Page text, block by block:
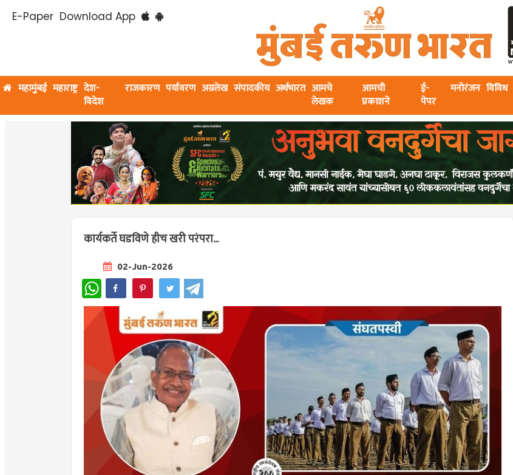
E-Paper Download App
महामुंबई महाराष्ट्र देश-
विदेश
राजकारण पर्यावरण अग्रलेख संपादकीय अर्थभारत आमचे
लेखक
आमची
प्रकाशने
ई-
पेपर
मनोरंजन विविध
कार्यकर्ते घडविणे हीच खरी परंपरा...
02-Jun-2026
WhatsApp